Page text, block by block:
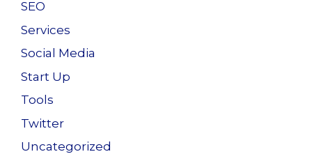
SEO
Services
Social Media
Start Up
Tools
Twitter
Uncategorized